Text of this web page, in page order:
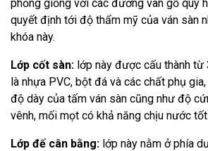
phỏng giống với các đường vân gỗ quý
quyết định tới độ thẩm mỹ của ván sàn
khóa này.
Lớp cốt sàn: lớp này được cấu thành từ
là nhựa PVC, bột đá và các chất phụ
độ dày của tấm ván sàn cũng như độ
vênh, mối mọt có khả năng chịu nước tốt
Lớp đế cân bằng: lớp này nằm ở phía